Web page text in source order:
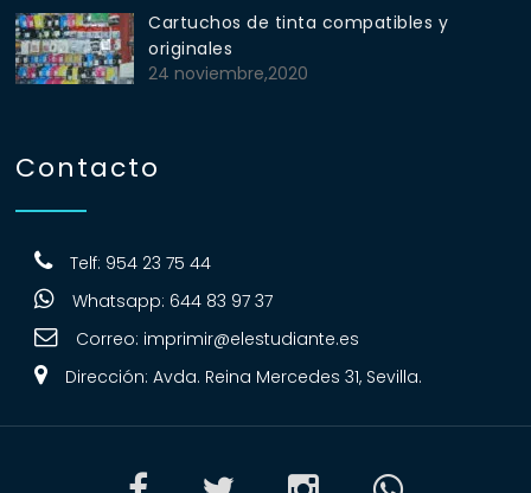
Cartuchos de tinta compatibles y
originales
24 noviembre,2020
Contacto
Telf: 954 23 75 44
Whatsapp: 644 83 97 37
Correo: imprimir@elestudiante.es
Dirección: Avda. Reina Mercedes 31, Sevilla.